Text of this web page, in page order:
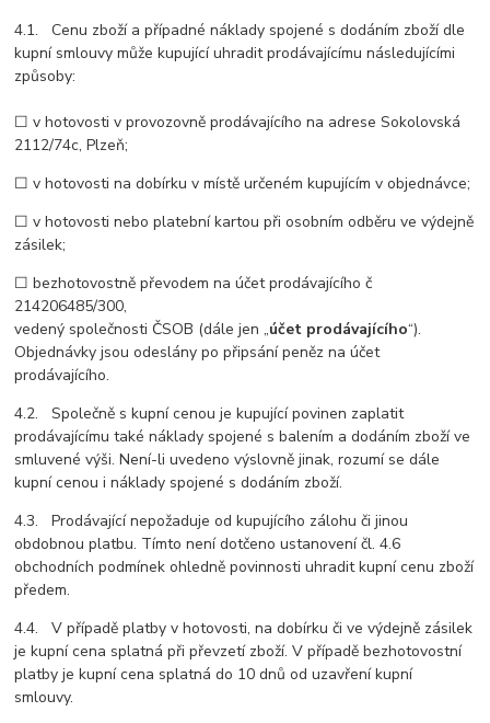
4.1. Cenu zboží a případné náklady spojené s dodáním zboží dle
kupní smlouvy může kupující uhradit prodávajícímu následujícími
způsoby:
☐ v hotovosti v provozovně prodávajícího na adrese Sokolovská
2112/74c, Plzeň;
☐ v hotovosti na dobírku v místě určeném kupujícím v objednávce;
☐ v hotovosti nebo platební kartou při osobním odběru ve výdejně
zásilek;
☐ bezhotovostně převodem na účet prodávajícího č
214206485/300,
vedený společnosti ČSOB (dále jen „účet prodávajícího“).
Objednávky jsou odeslány po připsání peněz na účet
prodávajícího.
4.2. Společně s kupní cenou je kupující povinen zaplatit
prodávajícímu také náklady spojené s balením a dodáním zboží ve
smluvené výši. Není-li uvedeno výslovně jinak, rozumí se dále
kupní cenou i náklady spojené s dodáním zboží.
4.3. Prodávající nepožaduje od kupujícího zálohu či jinou
obdobnou platbu. Tímto není dotčeno ustanovení čl. 4.6
obchodních podmínek ohledně povinnosti uhradit kupní cenu zboží
předem.
4.4. V případě platby v hotovosti, na dobírku či ve výdejně zásilek
je kupní cena splatná při převzetí zboží. V případě bezhotovostní
platby je kupní cena splatná do 10 dnů od uzavření kupní
smlouvy.